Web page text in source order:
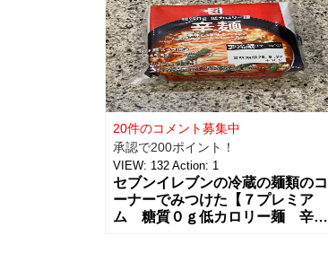
20件のコメント募集中
承認で200ポイント！
VIEW: 132 Action: 1
セブンイレブンの冷蔵の麺類のコ
ーナーでみつけた【７プレミア
ム 糖質０ｇ低カロリー麺 辛麺